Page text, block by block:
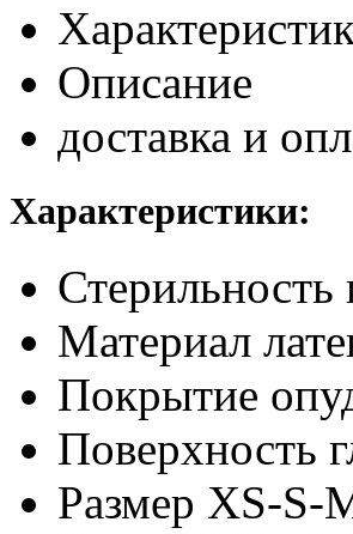
Описание
доставка и
Характеристики:
Стерильность
Материал
Покрытие
Поверхность
Размер XS-S-